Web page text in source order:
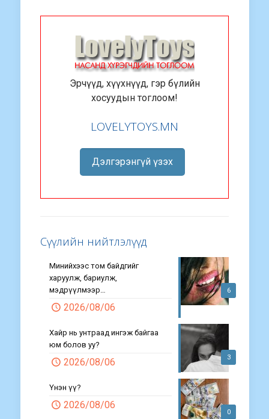
Эрчүүд, хүүхнүүд, гэр бүлийн
хосуудын тоглоом!
LOVELYTOYS.MN
Дэлгэрэнгүй үзэх
Сүүлийн нийтлэлүүд
6
Минийхээс том байдгийг
харуулж, бариулж,
мэдрүүлмээр…
2026/08/06
3
Хайр нь унтраад ингэж байгаа
юм болов уу?
2026/08/06
0
Үнэн үү?
2026/08/06